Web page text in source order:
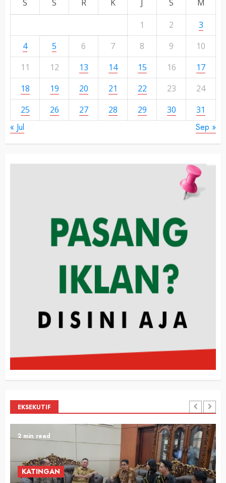
S S R K J S
M
1
2
3
4
5 6 7 8 9
10
11
12 13 14 15 16
17
18
19 20 21 22 23
24
25
26 27 28 29 30 31
« Jul Sep »
EKSEKUTIF
2 min read
KATINGAN